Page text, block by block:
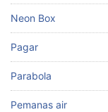
Neon Box
Pagar
Parabola
Pemanas air